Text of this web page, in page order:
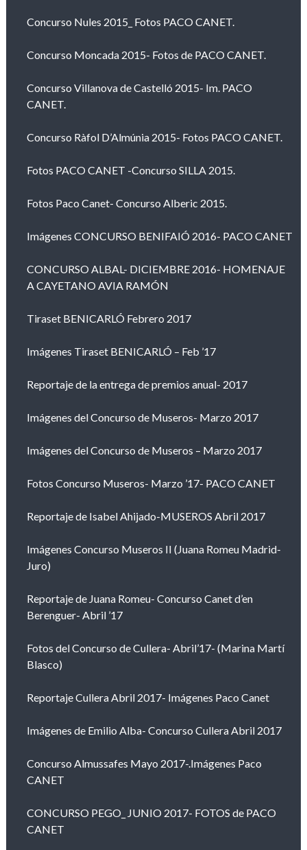
Concurso Nules 2015_ Fotos PACO CANET.
Concurso Moncada 2015- Fotos de PACO CANET.
Concurso Villanova de Castelló 2015- Im. PACO
CANET.
Concurso Ràfol D’Almúnia 2015- Fotos PACO CANET.
Fotos PACO CANET -Concurso SILLA 2015.
Fotos Paco Canet- Concurso Alberic 2015.
Imágenes CONCURSO BENIFAIÓ 2016- PACO CANET
CONCURSO ALBAL- DICIEMBRE 2016- HOMENAJE
A CAYETANO AVIA RAMÓN
Tiraset BENICARLÓ Febrero 2017
Imágenes Tiraset BENICARLÓ – Feb ’17
Reportaje de la entrega de premios anual- 2017
Imágenes del Concurso de Museros- Marzo 2017
Imágenes del Concurso de Museros – Marzo 2017
Fotos Concurso Museros- Marzo ’17- PACO CANET
Reportaje de Isabel Ahijado-MUSEROS Abril 2017
Imágenes Concurso Museros II (Juana Romeu Madrid-
Juro)
Reportaje de Juana Romeu- Concurso Canet d’en
Berenguer- Abril ’17
Fotos del Concurso de Cullera- Abril’17- (Marina Martí
Blasco)
Reportaje Cullera Abril 2017- Imágenes Paco Canet
Imágenes de Emilio Alba- Concurso Cullera Abril 2017
Concurso Almussafes Mayo 2017-.Imágenes Paco
CANET
CONCURSO PEGO_ JUNIO 2017- FOTOS de PACO
CANET